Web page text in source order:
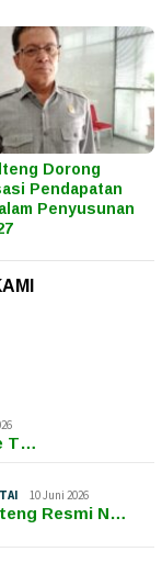
Dorong
Pendapatan
Penyusunan
T…
10 Juni 2026
Resmi N…